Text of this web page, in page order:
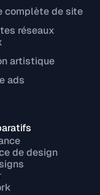
complète de site
réseaux
artistique
ads
de design